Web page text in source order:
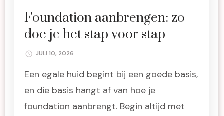
Foundation aanbrengen: zo
doe je het stap voor stap
JULI 10, 2026
Een egale huid begint bij een goede basis,
en die basis hangt af van hoe je
foundation aanbrengt. Begin altijd met